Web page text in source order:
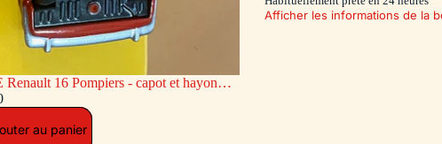
- siège AR coulissant (Exclusivité Dan-
Ex.)
au panier
Afficher les informations de la